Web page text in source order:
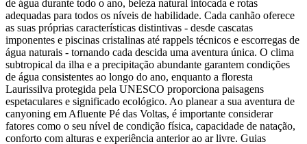
de água durante todo o ano, beleza natural intocada e rotas
adequadas para todos os níveis de habilidade. Cada canhão oferece
as suas próprias características distintivas - desde cascatas
imponentes e piscinas cristalinas até rappels técnicos e escorregas de
água naturais - tornando cada descida uma aventura única. O clima
subtropical da ilha e a precipitação abundante garantem condições
de água consistentes ao longo do ano, enquanto a floresta
Laurissilva protegida pela UNESCO proporciona paisagens
espetaculares e significado ecológico. Ao planear a sua aventura de
canyoning em Afluente Pé das Voltas, é importante considerar
fatores como o seu nível de condição física, capacidade de natação,
conforto com alturas e experiência anterior ao ar livre. Guias